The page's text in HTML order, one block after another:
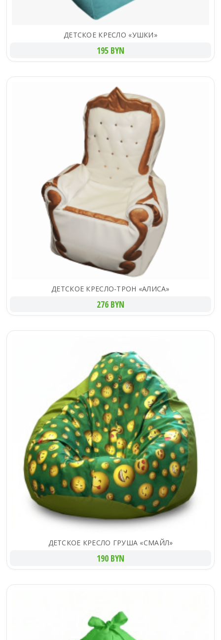
ДЕТСКОЕ КРЕСЛО «УШКИ»
195 BYN
ДЕТСКОЕ КРЕСЛО-ТРОН «АЛИСА»
276 BYN
ДЕТСКОЕ КРЕСЛО ГРУША «СМАЙЛ»
190 BYN